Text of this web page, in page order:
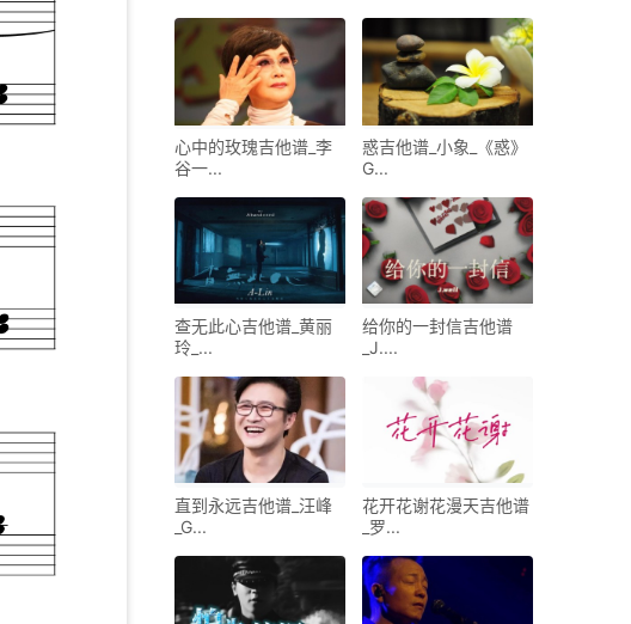
心中的玫瑰吉他谱_李
谷一...
惑吉他谱_小象_《惑》
G...
查无此心吉他谱_黄丽
玲_...
给你的一封信吉他谱
_J....
直到永远吉他谱_汪峰
_G...
花开花谢花漫天吉他谱
_罗...